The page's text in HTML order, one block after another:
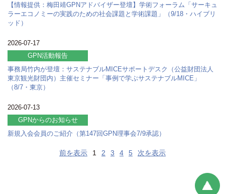
【情報提供：梅田靖GPNアドバイザー登壇】学術フォーラム「サーキュ
ラーエコノミーの実践のための社会課題と学術課題」（9/18・ハイブリ
ッド）
2026-07-17
GPN活動報告
事務局竹内が登壇：サステナブルMICEサポートデスク（公益財団法人
東京観光財団内）主催セミナー「事例で学ぶサステナブルMICE」
（8/7・東京）
2026-07-13
GPNからのお知らせ
新規入会会員のご紹介（第147回GPN理事会7/9承認）
前を表示 1 2 3 4 5 次を表示